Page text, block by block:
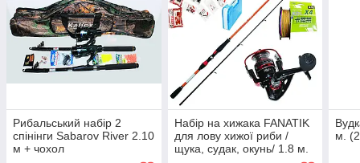
Рибальський набір 2
спінінги Sabarov River 2.10
м + чохол
Набір на хижака FANATIK
для лову хижої риби /
щука, судак, окунь/ 1.8 м.
м.